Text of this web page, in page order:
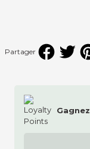
Partager
Gagnez